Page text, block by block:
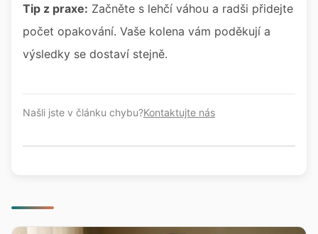
Tip z praxe: Začněte s lehčí váhou a radši přidejte
počet opakování. Vaše kolena vám poděkují a
výsledky se dostaví stejně.
Našli jste v článku chybu?Kontaktujte nás